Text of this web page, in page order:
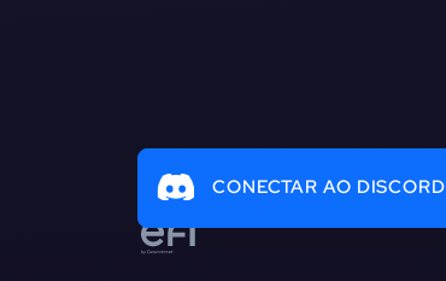
CONECTAR AO DISCORD